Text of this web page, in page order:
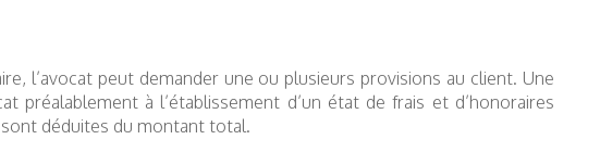
l’avocat peut demander une ou plusieurs provisions au client. Une
préalablement à l’établissement d’un état de frais et d’honoraires
sont déduites du montant total.